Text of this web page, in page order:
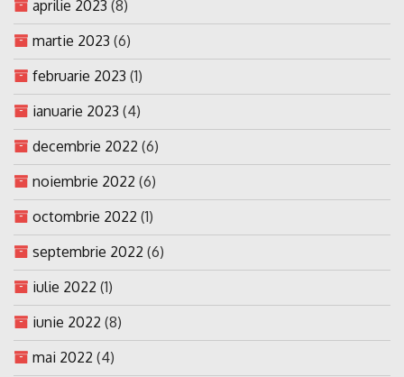
aprilie 2023 (8)
martie 2023 (6)
februarie 2023 (1)
ianuarie 2023 (4)
decembrie 2022 (6)
noiembrie 2022 (6)
octombrie 2022 (1)
septembrie 2022 (6)
iulie 2022 (1)
iunie 2022 (8)
mai 2022 (4)